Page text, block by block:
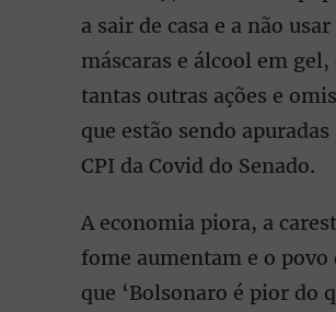
a sair de casa e a não usar
máscaras e álcool em gel,
tantas outras ações e
que estão sendo apuradas
CPI da Covid do Senado.
A economia piora, a
fome aumentam e o povo
que ‘Bolsonaro é pior do